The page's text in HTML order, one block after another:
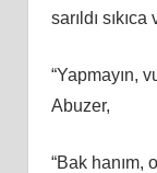
sarıldı sıkıca
“Yapmayın,
Abuzer,
“Bak hanım,